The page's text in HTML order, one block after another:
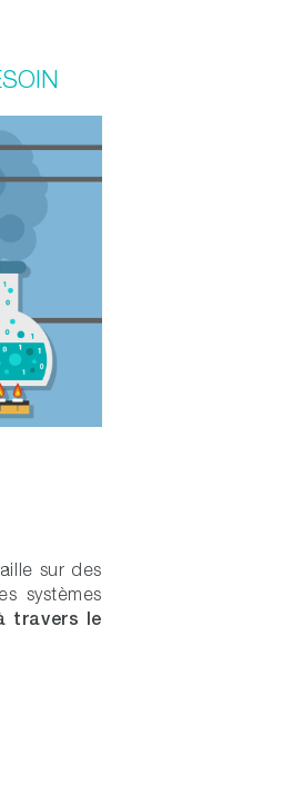
sur des
systèmes
travers le